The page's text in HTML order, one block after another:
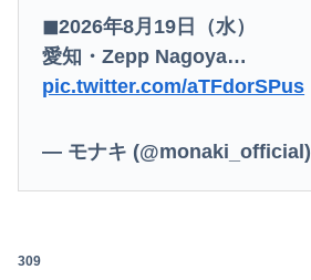
◼︎2026年8月19日（水）
愛知・Zepp Nagoya…
pic.twitter.com/aTFdorSPus
— モナキ (@monaki_official)
309